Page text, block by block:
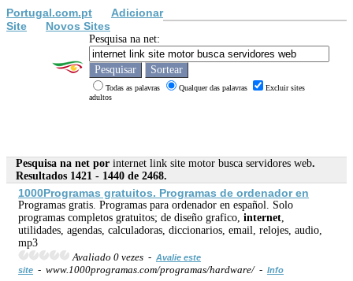
Portugal.com.pt
Adicionar
Site
Novos Sites
Pesquisa na net:
Todas as palavras Qualquer das palavras
Excluir sites
adultos
Pesquisa na net por internet link site motor busca servidores web.
Resultados 1421 - 1440 de 2468.
1000Programas gratuitos. Programas de ordenador en
Programas gratis. Programas para ordenador en español. Solo
programas completos gratuitos; de diseño grafico, internet
utilidades, agendas, calculadoras, diccionarios, email, relojes, audio,
mp3
Avaliado 0 vezes - Avalie este
site - www.1000programas.com/programas/hardware/ - Info